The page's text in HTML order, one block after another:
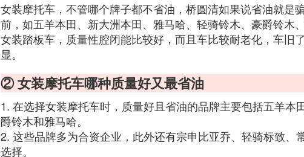
女装摩托车，不管哪个牌子都不省油，桥圆清如果说省油就是
前，如五羊本田、新大洲本田、雅马哈、轻骑铃木、豪爵铃木
女装踏板车，质量性腔闭能比较好，而且车比较耐老化，车旧
显。
② 女装摩托车哪种质量好又最省油
1. 在选择女装摩托车时，质量好且省油的品牌主要包括五羊本
爵铃木和雅马哈。
2. 这些品牌多为合资企业，此外还有宗申比亚乔、轻骑标致、
选择。